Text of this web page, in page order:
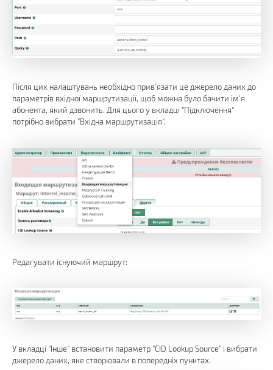
Після цих налаштувань необхідно прив'язати це джерело даних до
параметрів вхідної маршрутизації, щоб можна було бачити ім'я
абонента, який дзвонить. Для цього у вкладці "Підключення"
потрібно вибрати "Вхідна маршрутизація".
Редагувати існуючий маршрут:
У вкладці "Інше" встановити параметр "CID Lookup Source" і вибрати
джерело даних, яке створювали в попередніх пунктах.